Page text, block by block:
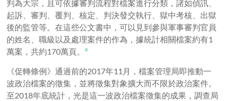
判為大宗，且可依據審判流程對檔案進行分類，諸如偵訊、
起訴、審判、覆判、核定、判決發交執行、獄中考核、出獄
後的監管等。在這些公文書中，可以見到參與軍事審判官員
的姓名、職級以及處理案件的作為，據統計相關檔案約有1
萬案，共約170萬頁。4
《促轉條例》通過前的2017年11月，檔案管理局即推動一
波政治檔案的徵集，並將徵集對象擴大而不限於政治案件。
至2018年底統計，光是這一波政治檔案徵集的成果，調查局